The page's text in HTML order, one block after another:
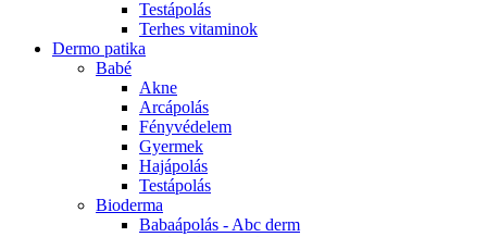
Testápolás
Terhes vitaminok
Dermo patika
Babé
Akne
Arcápolás
Fényvédelem
Gyermek
Hajápolás
Testápolás
Bioderma
Babaápolás - Abc derm